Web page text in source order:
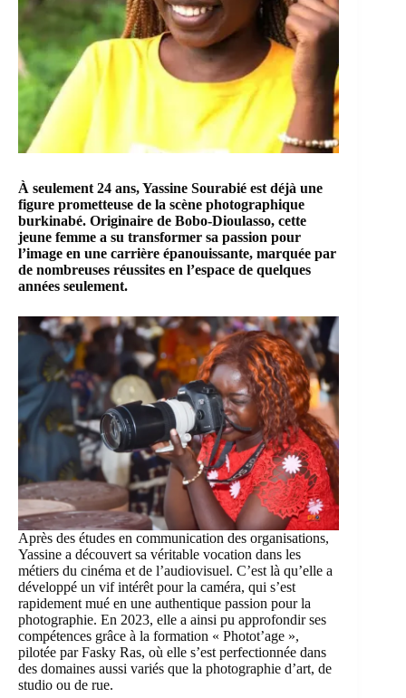
À seulement 24 ans, Yassine Sourabié est déjà une
figure prometteuse de la scène photographique
burkinabé. Originaire de Bobo-Dioulasso, cette
jeune femme a su transformer sa passion pour
l’image en une carrière épanouissante, marquée par
de nombreuses réussites en l’espace de quelques
années seulement.
Après des études en communication des organisations,
Yassine a découvert sa véritable vocation dans les
métiers du cinéma et de l’audiovisuel. C’est là qu’elle a
développé un vif intérêt pour la caméra, qui s’est
rapidement mué en une authentique passion pour la
photographie. En 2023, elle a ainsi pu approfondir ses
compétences grâce à la formation « Photot’age »,
pilotée par Fasky Ras, où elle s’est perfectionnée dans
des domaines aussi variés que la photographie d’art, de
studio ou de rue.